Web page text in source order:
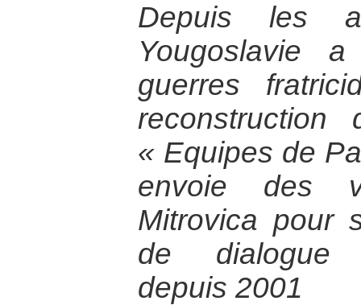
Depuis les
Yougoslavie
guerres
reconstruction
« Equipes de
envoie des
Mitrovica pour
de dialogue
depuis 2001